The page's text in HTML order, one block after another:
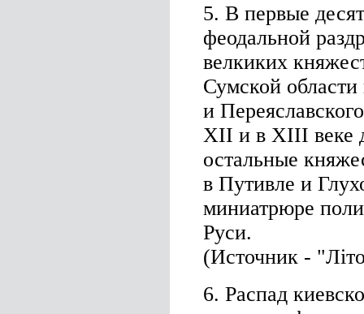
5. В первые
феодальной
велкиких
Сумской области
и
XII и в XIII веке
остальные
в Путивле и
миниатрюре
Руси.
(Источник -
6. Распад